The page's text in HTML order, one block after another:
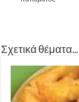
Σχετικά θέματα...